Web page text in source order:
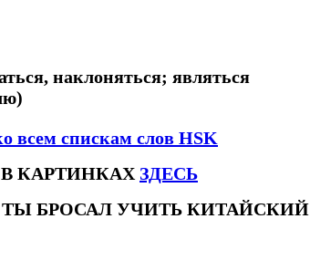
наклоняться; являться
всем спискам слов HSK
КАРТИНКАХ ЗДЕСЬ
БРОСАЛ УЧИТЬ КИТАЙСКИЙ